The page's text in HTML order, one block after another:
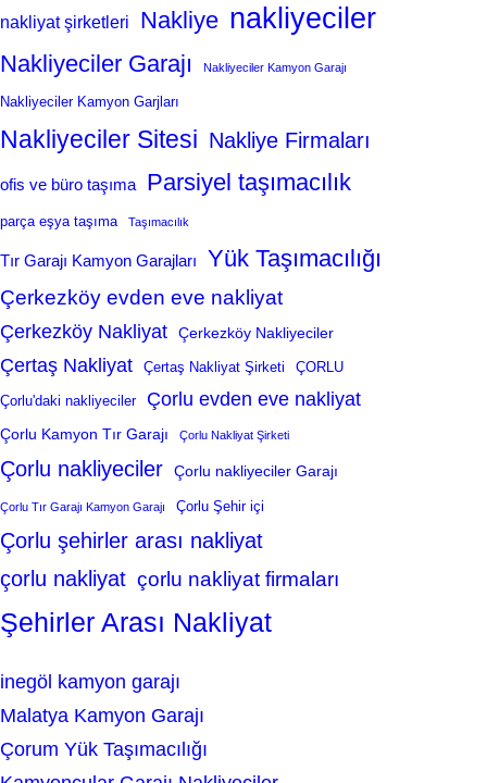
nakliyat şirketleri Nakliye nakliyeciler
Nakliyeciler Garajı Nakliyeciler Kamyon Garajı
Nakliyeciler Kamyon Garjları
Nakliyeciler Sitesi Nakliye Firmaları
ofis ve büro taşıma Parsiyel taşımacılık
parça eşya taşıma Taşımacılık
Tır Garajı Kamyon Garajları Yük Taşımacılığı
Çerkezköy evden eve nakliyat
Çerkezköy Nakliyat Çerkezköy Nakliyeciler
Çertaş Nakliyat Çertaş Nakliyat Şirketi ÇORLU
Çorlu'daki nakliyeciler Çorlu evden eve nakliyat
Çorlu Kamyon Tır Garajı Çorlu Nakliyat Şirketi
Çorlu nakliyeciler Çorlu nakliyeciler Garajı
Çorlu Tır Garajı Kamyon Garajı Çorlu Şehir içi
Çorlu şehirler arası nakliyat
çorlu nakliyat çorlu nakliyat firmaları
Şehirler Arası Nakliyat
inegöl kamyon garajı
Malatya Kamyon Garajı
Çorum Yük Taşımacılığı